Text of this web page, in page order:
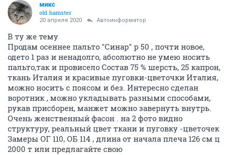
микс
old hamster
20 апреля 2020 Автоинформатор
В ту же тему
Продам осеннее пальто "Синар" р 50 , почти новое,
одето 1 раз и ненадолго, абсолютно не умею носить
пальто,так и провисело Состав 75 % шерсть, 25 капрон,
ткань Италия и красивые пуговки-цветочки Италия,
можно носить с поясом и без. Интересно сделан
воротник , можно укладывать разными способами,
рукав присборен, манжет можно завернуть внутрь.
Очень женственный фасон . на 2 фото видно
структуру, реальный цвет ткани и пуговку -цветочек
Замеры ОГ 110, ОБ 114 , длина от начала плеча 126 см ц
2000 т или предлагайте свою